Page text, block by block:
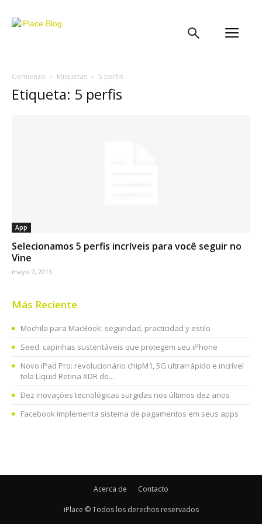
Comienzo Etiquetas 5 perfis
Etiqueta: 5 perfis
App
Selecionamos 5 perfis incríveis para você seguir no
Vine
mayo 7, 2013
Más Reciente
Mochila para MacBook: seguridad, practicidad y estilo
Seed: capinhas sustentáveis que protegem seu iPhone
Novo iPad Pro: revolucionário chipM1, 5G ultrarrápido e incrível
tela Liquid Retina XDR de...
Dez inovações tecnológicas surgidas nos últimos dez anos
Facebook implementa sistema de pagamentos em seus apps
Acerca de Contacto
iPlace © Todos los derechos reservados